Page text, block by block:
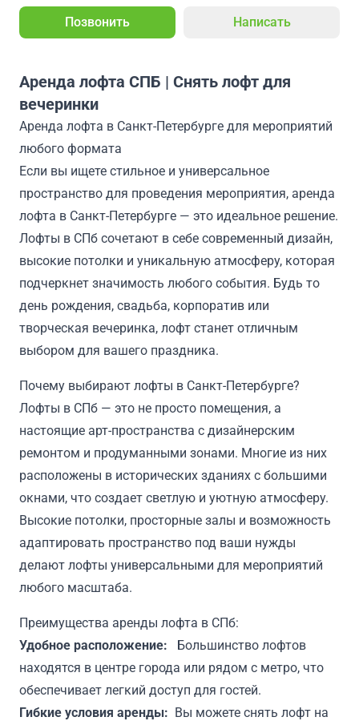
Позвонить Написать
Аренда лофта СПБ | Снять лофт для
вечеринки
Аренда лофта в Санкт-Петербурге для мероприятий
любого формата
Если вы ищете стильное и универсальное
пространство для проведения мероприятия, аренда
лофта в Санкт-Петербурге — это идеальное решение.
Лофты в СПб сочетают в себе современный дизайн,
высокие потолки и уникальную атмосферу, которая
подчеркнет значимость любого события. Будь то
день рождения, свадьба, корпоратив или
творческая вечеринка, лофт станет отличным
выбором для вашего праздника.
Почему выбирают лофты в Санкт-Петербурге?
Лофты в СПб — это не просто помещения, а
настоящие арт-пространства с дизайнерским
ремонтом и продуманными зонами. Многие из них
расположены в исторических зданиях с большими
окнами, что создает светлую и уютную атмосферу.
Высокие потолки, просторные залы и возможность
адаптировать пространство под ваши нужды
делают лофты универсальными для мероприятий
любого масштаба.
Преимущества аренды лофта в СПб:
Удобное расположение:
Большинство лофтов
находятся в центре города или рядом с метро, что
обеспечивает легкий доступ для гостей.
Гибкие условия аренды: Вы можете снять лофт на